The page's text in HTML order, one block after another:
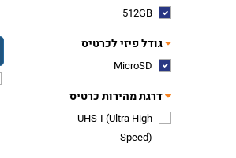
512GB
גודל פיזי לכרטיס
MicroSD
דרגת מהירות כרטיס
UHS-I (Ultra High
Speed)